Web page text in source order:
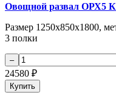
Овощной развал ОРХ5
Размер 1250х850х1800,
3 полки
24580 ₽
Купить